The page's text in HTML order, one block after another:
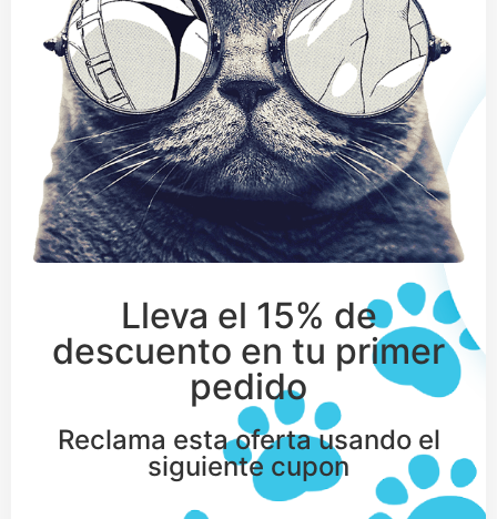
Lleva el 15% de
descuento en tu primer
pedido
Reclama esta oferta usando el
siguiente cupon